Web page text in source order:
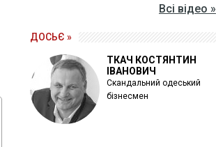
Всі відео »
ДОСЬЄ »
ТКАЧ КОСТЯНТИН
ІВАНОВИЧ
Скандальний одеський
бізнесмен